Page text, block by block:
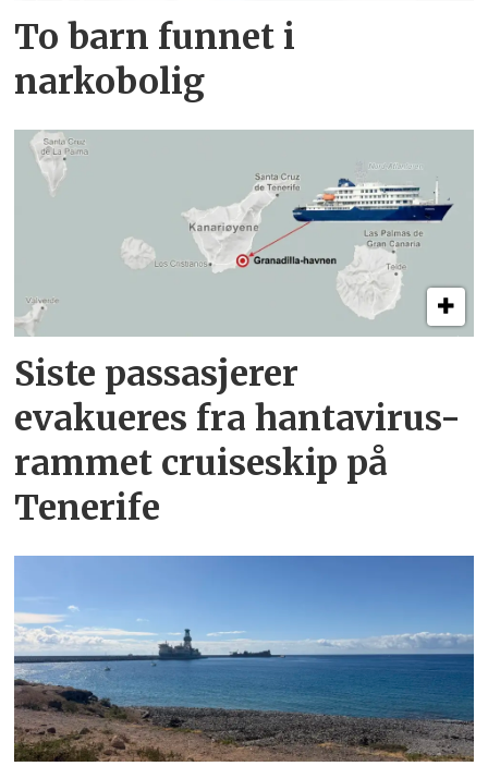
To barn funnet i
narkobolig
Siste passasjerer
evakueres fra hantavirus-
rammet cruiseskip på
Tenerife